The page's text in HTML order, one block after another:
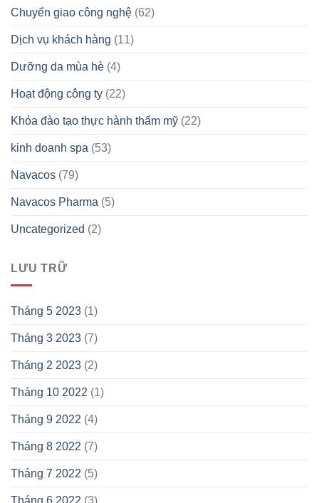
Chuyển giao công nghệ (62)
Dịch vụ khách hàng (11)
Dưỡng da mùa hè (4)
Hoạt động công ty (22)
Khóa đào tạo thực hành thẩm mỹ (22)
kinh doanh spa (53)
Navacos (79)
Navacos Pharma (5)
Uncategorized (2)
LƯU TRỮ
Tháng 5 2023 (1)
Tháng 3 2023 (7)
Tháng 2 2023 (2)
Tháng 10 2022 (1)
Tháng 9 2022 (4)
Tháng 8 2022 (7)
Tháng 7 2022 (5)